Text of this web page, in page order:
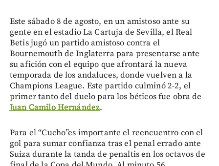
Este sábado 8 de agosto, en un amistoso ante su
gente en el estadio La Cartuja de Sevilla, el Real
Betis jugó un partido amistoso contra el
Bournemouth de Inglaterra para presentarse ante
su afición con el equipo que afrontará la nueva
temporada de los andaluces, donde vuelven a la
Champions League. Este partido culminó 2-2, el
primer tanto del duelo para los béticos fue obra de
Juan Camilo Hernández.
Para el “Cucho”es importante el reencuentro con el
gol para sumar confianza tras el penal errado ante
Suiza durante la tanda de penaltis en los octavos de